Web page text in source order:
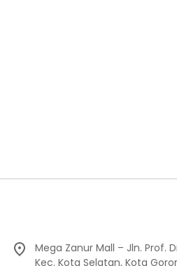
Mega Zanur Mall – Jln. Prof.
Kec. Kota Selatan, Kota